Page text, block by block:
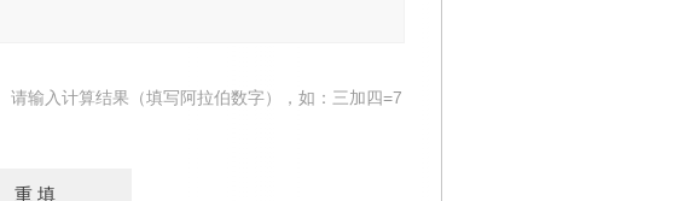
请输入计算结果（填写阿拉伯数字），如：三加四=7